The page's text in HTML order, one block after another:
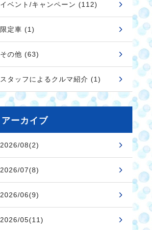
イベント/キャンペーン (112)
限定車 (1)
その他 (63)
スタッフによるクルマ紹介 (1)
アーカイブ
2026/08(2)
2026/07(8)
2026/06(9)
2026/05(11)